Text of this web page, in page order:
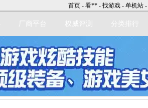
首页 - 看** - 找游戏 - 单机站 -
厂商平台 权威评测 分类排行